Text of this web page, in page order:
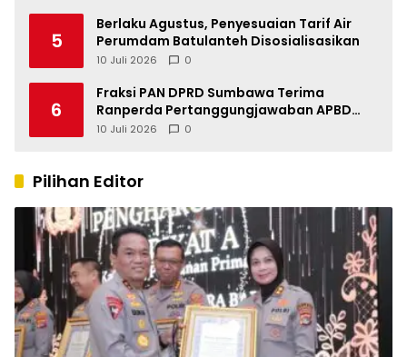
5
Berlaku Agustus, Penyesuaian Tarif Air
Perumdam Batulanteh Disosialisasikan
10 Juli 2026 0
6
Fraksi PAN DPRD Sumbawa Terima
Ranperda Pertanggungjawaban APBD
2025, Soroti SILPA Rp201,68 Miliar dan
10 Juli 2026 0
Pilihan Editor